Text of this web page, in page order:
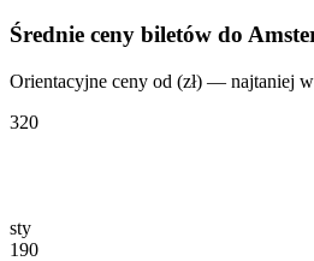
Średnie ceny biletów do
Orientacyjne ceny od (zł) — najtaniej w
320
sty
190